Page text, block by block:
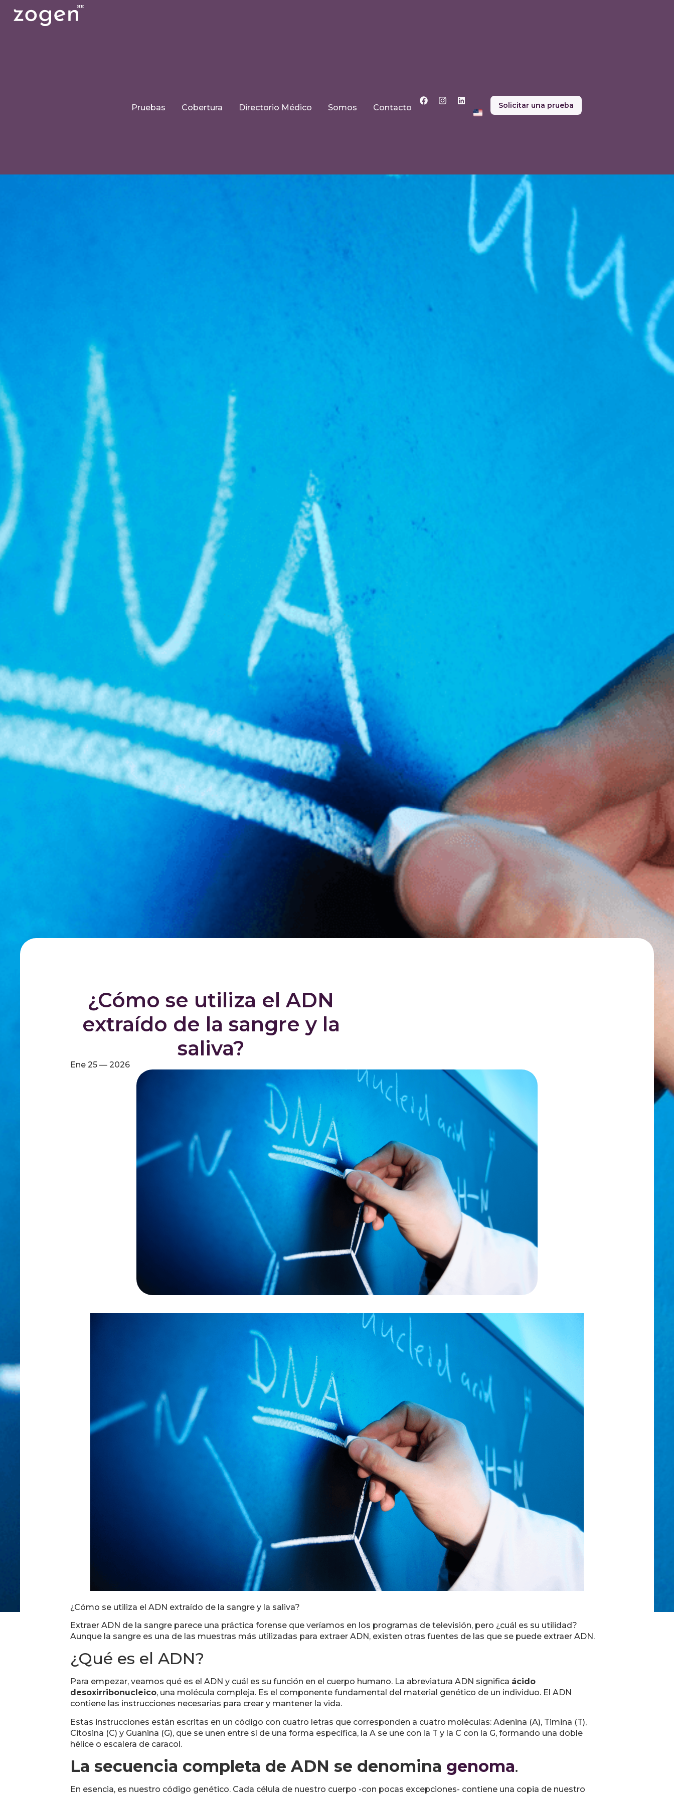
Pruebas Cobertura Directorio Médico Somos Contacto Solicitar una prueba
¿Cómo se utiliza el ADN
extraído de la sangre y la
saliva?
Ene 25 — 2026
¿Cómo se utiliza el ADN extraído de la sangre y la saliva?
Extraer ADN de la sangre parece una práctica forense que veríamos en los programas de televisión, pero ¿cuál es su utilidad?
Aunque la sangre es una de las muestras más utilizadas para extraer ADN, existen otras fuentes de las que se puede extraer ADN.
¿Qué es el ADN?
Para empezar, veamos qué es el ADN y cuál es su función en el cuerpo humano. La abreviatura ADN significa ácido
desoxirribonucleico, una molécula compleja. Es el componente fundamental del material genético de un individuo. El ADN
contiene las instrucciones necesarias para crear y mantener la vida.
Estas instrucciones están escritas en un código con cuatro letras que corresponden a cuatro moléculas: Adenina (A), Timina (T),
Citosina (C) y Guanina (G), que se unen entre sí de una forma específica, la A se une con la T y la C con la G, formando una doble
hélice o escalera de caracol.
La secuencia completa de ADN se denomina genoma.
En esencia, es nuestro código genético. Cada célula de nuestro cuerpo -con pocas excepciones- contiene una copia de nuestro